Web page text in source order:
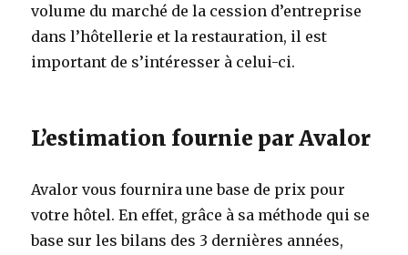
volume du marché de la cession d’entreprise
dans l’hôtellerie et la restauration, il est
important de s’intéresser à celui-ci.
L’estimation fournie par Avalor
Avalor vous fournira une base de prix pour
votre hôtel. En effet, grâce à sa méthode qui se
base sur les bilans des 3 dernières années,